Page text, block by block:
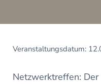
Veranstaltungsdatum:
Netzwerktreffen: